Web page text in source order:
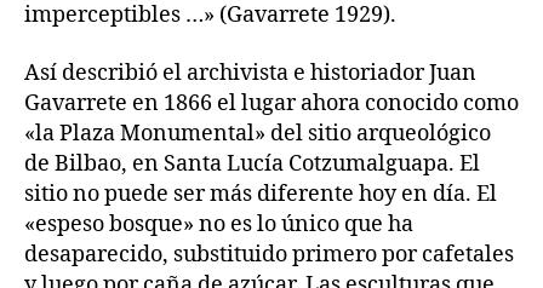
imperceptibles …» (Gavarrete 1929).
Así describió el archivista e historiador Juan
Gavarrete en 1866 el lugar ahora conocido como
«la Plaza Monumental» del sitio arqueológico
de Bilbao, en Santa Lucía Cotzumalguapa. El
sitio no puede ser más diferente hoy en día. El
«espeso bosque» no es lo único que ha
desaparecido, substituido primero por cafetales